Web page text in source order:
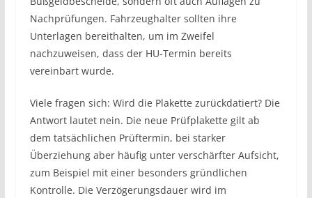
Nachprüfungen. Fahrzeughalter sollten ihre
Unterlagen bereithalten, um im Zweifel
nachzuweisen, dass der HU-Termin bereits
vereinbart wurde.
Viele fragen sich: Wird die Plakette zurückdatiert? Die
Antwort lautet nein. Die neue Prüfplakette gilt ab
dem tatsächlichen Prüftermin, bei starker
Überziehung aber häufig unter verschärfter Aufsicht,
zum Beispiel mit einer besonders gründlichen
Kontrolle. Die Verzögerungsdauer wird im